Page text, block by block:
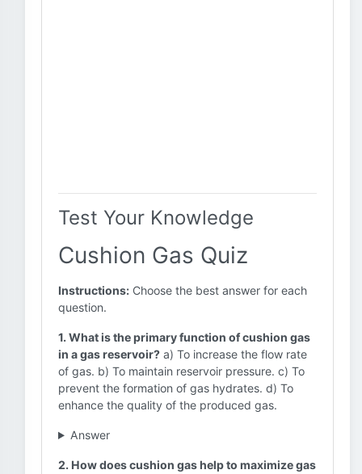
Test Your Knowledge
Cushion Gas Quiz
Instructions: Choose the best answer for each
question.
1. What is the primary function of cushion gas
in a gas reservoir? a) To increase the flow rate
of gas. b) To maintain reservoir pressure. c) To
prevent the formation of gas hydrates. d) To
enhance the quality of the produced gas.
Answer
2. How does cushion gas help to maximize gas